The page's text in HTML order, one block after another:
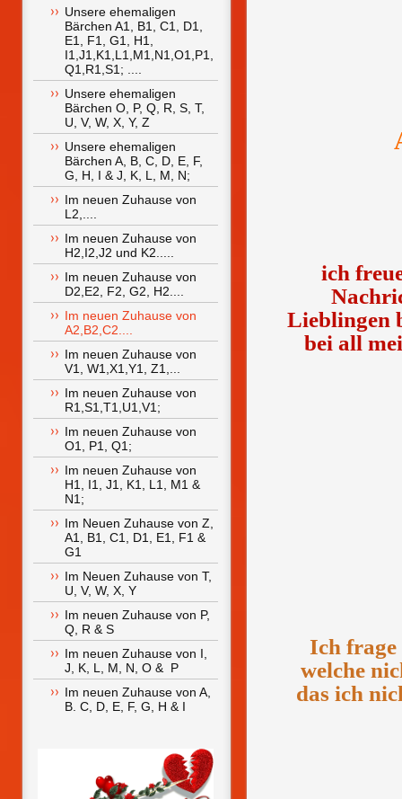
Unsere ehemaligen
Bärchen A1, B1, C1, D1,
E1, F1, G1, H1,
I1,J1,K1,L1,M1,N1,O1,P1,
Q1,R1,S1; ....
Unsere ehemaligen
Bärchen O, P, Q, R, S, T,
U, V, W, X, Y, Z
Unsere ehemaligen
Bärchen A, B, C, D, E, F,
G, H, I & J, K, L, M, N;
Im neuen Zuhause von
L2,....
Im neuen Zuhause von
H2,I2,J2 und K2.....
Im neuen Zuhause von
D2,E2, F2, G2, H2....
Im neuen Zuhause von
A2,B2,C2....
Im neuen Zuhause von
V1, W1,X1,Y1, Z1,...
Im neuen Zuhause von
R1,S1,T1,U1,V1;
Im neuen Zuhause von
O1, P1, Q1;
Im neuen Zuhause von
H1, I1, J1, K1, L1, M1 &
N1;
Im Neuen Zuhause von Z,
A1, B1, C1, D1, E1, F1 &
G1
Im Neuen Zuhause von T,
U, V, W, X, Y
Im neuen Zuhause von P,
Q, R & S
Im neuen Zuhause von I,
J, K, L, M, N, O &  P
Im neuen Zuhause von A,
B. C, D, E, F, G, H & I
ich
Lieblingen
bei all
Ich frage
welche
das ich